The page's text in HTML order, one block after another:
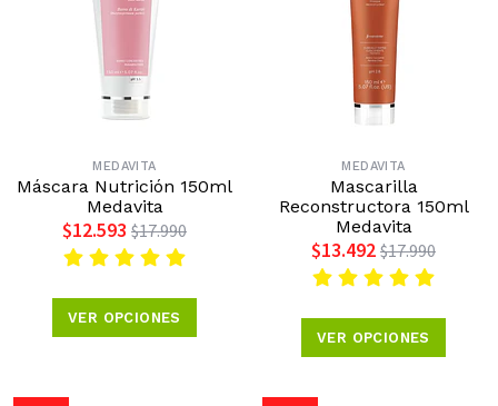
MEDAVITA
Máscara Nutrición 150ml
Medavita
$12.593 $17.990
VER OPCIONES
MEDAVITA
Mascarilla
Reconstructora 150ml
Medavita
$13.492 $17.990
VER OPCIONES